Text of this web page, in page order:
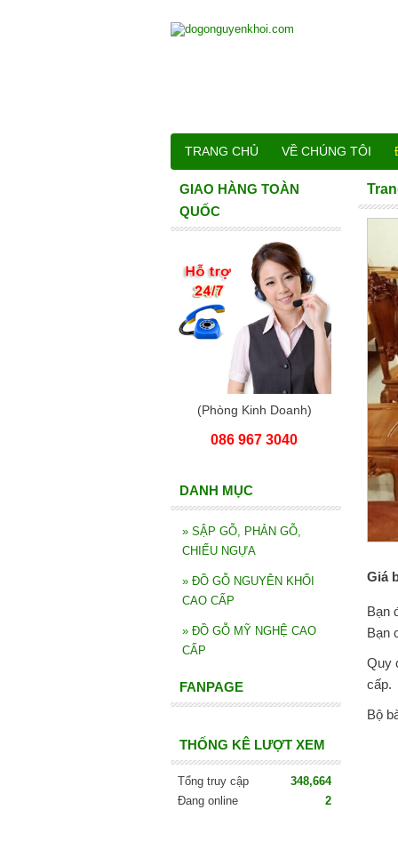
Giá
Bạn
Bạn
Quy
cấp.
Bộ
GIAO HÀNG TOÀN
QUỐC
(Phòng Kinh Doanh)
086 967 3040
DANH MỤC
» SẬP GỖ, PHẢN GỖ,
CHIẾU NGỰA
» ĐỒ GỖ NGUYÊN KHỐI
CAO CẤP
» ĐỒ GỖ MỸ NGHỆ CAO
CẤP
FANPAGE
THỐNG KÊ LƯỢT XEM
Tổng truy cập
348,664
Đang online
2
TRANG CHỦ VỀ CHÚNG TÔI